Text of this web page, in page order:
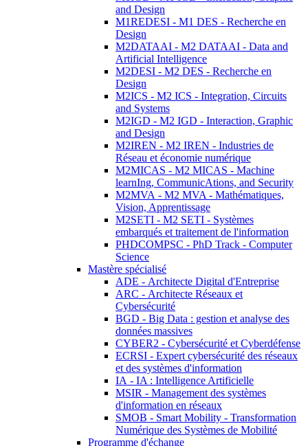
and Design
M1REDESI - M1 DES - Recherche en
Design
M2DATAAI - M2 DATAAI - Data and
Artificial Intelligence
M2DESI - M2 DES - Recherche en
Design
M2ICS - M2 ICS - Integration, Circuits
and Systems
M2IGD - M2 IGD - Interaction, Graphic
and Design
M2IREN - M2 IREN - Industries de
Réseau et économie numérique
M2MICAS - M2 MICAS - Machine
learnIng, CommunicAtions, and Security
M2MVA - M2 MVA - Mathématiques,
Vision, Apprentissage
M2SETI - M2 SETI - Systèmes
embarqués et traitement de l'information
PHDCOMPSC - PhD Track - Computer
Science
Mastère spécialisé
ADE - Architecte Digital d'Entreprise
ARC - Architecte Réseaux et
Cybersécurité
BGD - Big Data : gestion et analyse des
données massives
CYBER2 - Cybersécurité et Cyberdéfense
ECRSI - Expert cybersécurité des réseaux
et des systèmes d'information
IA - IA : Intelligence Artificielle
MSIR - Management des systèmes
d'information en réseaux
SMOB - Smart Mobility - Transformation
Numérique des Systèmes de Mobilité
Programme d'échange